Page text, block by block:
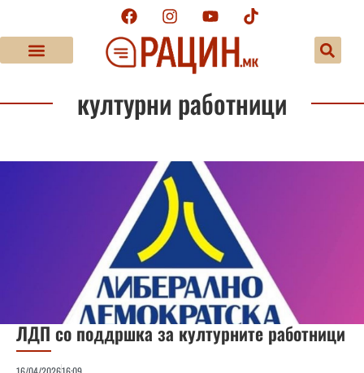
културни работници
ЛДП со поддршка за културните работници